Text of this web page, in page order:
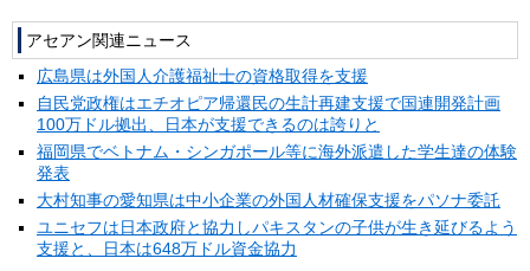
アセアン関連ニュース
広島県は外国人介護福祉士の資格取得を支援
自民党政権はエチオピア帰還民の生計再建支援で国連開発計画
100万ドル拠出、日本が支援できるのは誇りと
福岡県でベトナム・シンガポール等に海外派遣した学生達の体験
発表
大村知事の愛知県は中小企業の外国人材確保支援をパソナ委託
ユニセフは日本政府と協力しパキスタンの子供が生き延びるよう
支援と、日本は648万ドル資金協力